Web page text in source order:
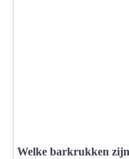
Welke barkrukken